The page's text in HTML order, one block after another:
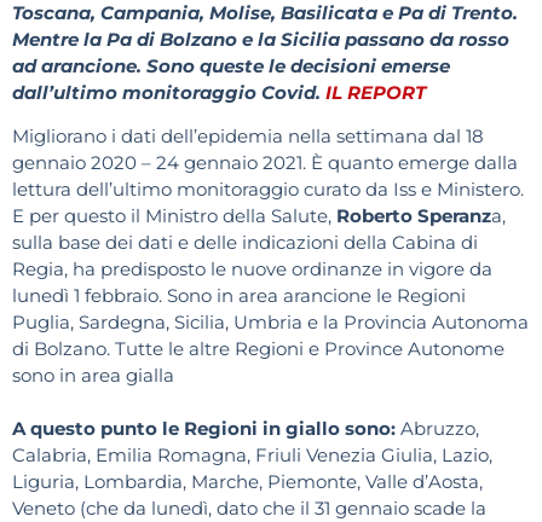
Toscana, Campania, Molise, Basilicata e Pa di Trento.
Mentre la Pa di Bolzano e la Sicilia passano da rosso
ad arancione. Sono queste le decisioni emerse
dall’ultimo monitoraggio Covid. IL REPORT
Migliorano i dati dell’epidemia nella settimana dal 18
gennaio 2020 – 24 gennaio 2021. È quanto emerge dalla
lettura dell’ultimo monitoraggio curato da Iss e Ministero.
E per questo il Ministro della Salute, Roberto Speranza,
sulla base dei dati e delle indicazioni della Cabina di
Regia, ha predisposto le nuove ordinanze in vigore da
lunedì 1 febbraio. Sono in area arancione le Regioni
Puglia, Sardegna, Sicilia, Umbria e la Provincia Autonoma
di Bolzano. Tutte le altre Regioni e Province Autonome
sono in area gialla
A questo punto le Regioni in giallo sono: Abruzzo,
Calabria, Emilia Romagna, Friuli Venezia Giulia, Lazio,
Liguria, Lombardia, Marche, Piemonte, Valle d’Aosta,
Veneto (che da lunedì, dato che il 31 gennaio scade la